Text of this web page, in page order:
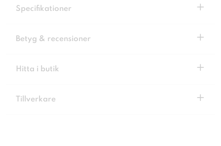
Specifikationer +
Betyg & recensioner +
Hitta i butik +
Tillverkare +